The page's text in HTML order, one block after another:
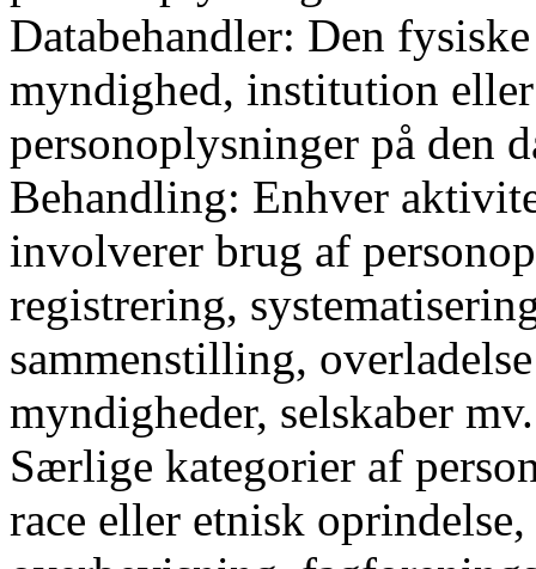
Databehandler: Den
myndighed, institution
personoplysninger på den
Behandling: Enhver
involverer brug af
registrering,
sammenstilling,
myndigheder, selskaber
Særlige kategorier af
race eller etnisk